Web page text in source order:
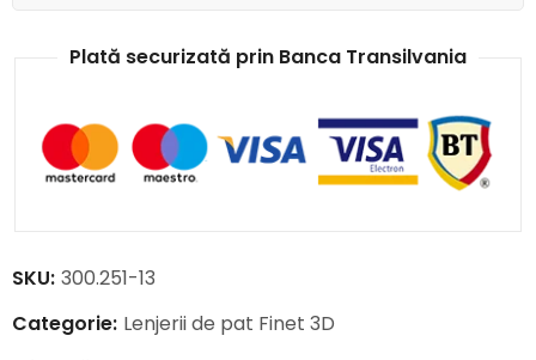
Plată securizată prin Banca Transilvania
SKU: 300.251-13
Categorie: Lenjerii de pat Finet 3D